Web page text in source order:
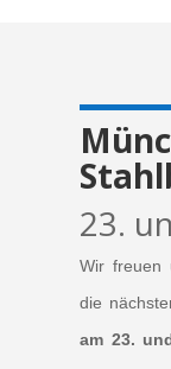
23.
Wir freuen
die
am 23.